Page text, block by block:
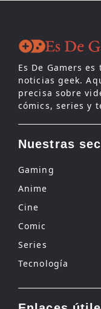
Es De Gamers
noticias geek.
precisa sobre
cómics, series y
Nuestras
Gaming
Anime
Cine
Comic
Series
Tecnología